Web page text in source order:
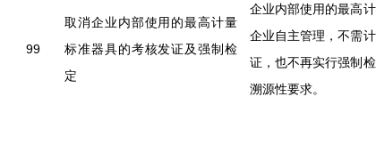
99
取消企业内部使用的最高计量
标准器具的考核发证及强制检
定
企业内部使用的最高
企业自主管理，不需
证，也不再实行强制
溯源性要求。